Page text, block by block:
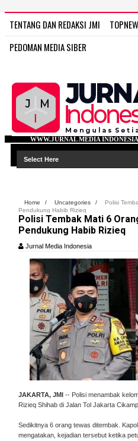
TENTANG DAN REDAKSI JMI
PEDOMAN MEDIA SIBER
MEDIA INDONESIA.COM
Home / Uncategories /
Polisi
Pendukung Habib Rizieq
Polisi Tembak Mati 6
Pendukung Habib Rizieq
Jurnal Media Indonesia
JAKARTA, JMI -- Polisi menambak
Rizieq Shihab di Jalan Tol Jakarta
Sedikitnya 6 orang tewas ditembak.
mengatakan, kejadian tersebut ketika